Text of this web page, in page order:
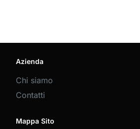
Azienda
Chi siamo
Contatti
Mappa Sito